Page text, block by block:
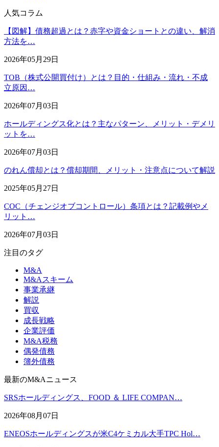
人気コラム
【図解】債務超過とは？赤字や資金ショートとの違い、解消
方法を…
2026年05月29日
TOB（株式公開買付け）とは？目的・仕組み・流れ・不成
立原因…
2026年07月03日
ホールディングス化とは？主なパターン、メリット・デメリ
ットを…
2026年07月03日
のれん償却とは？償却期間、メリット・注意点について解説
2025年05月27日
COC（チェンジオブコントロール）条項とは？記載例やメ
リット…
2026年07月03日
注目のタグ
M&A
M&Aスキーム
事業承継
解説
買収
成長戦略
企業評価
M&A税務
偶発債務
簿外債務
最新のM&Aニュース
SRSホールディングス、FOOD ＆ LIFE COMPAN…
2026年08月07日
ENEOSホールディングスが米C4ケミカル大手TPC Hol…